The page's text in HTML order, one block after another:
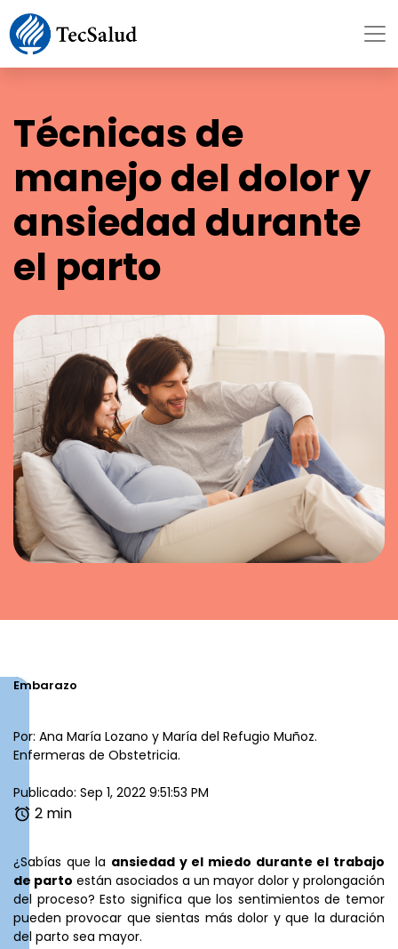
Técnicas de
manejo del dolor y
ansiedad durante
el parto
Embarazo
Por: Ana María Lozano y María del Refugio Muñoz.
Enfermeras de Obstetricia.
Publicado: Sep 1, 2022 9:51:53 PM
2 min
¿Sabías que la ansiedad y el miedo durante el trabajo
de parto están asociados a un mayor dolor y prolongación
del proceso? Esto significa que los sentimientos de temor
pueden provocar que sientas más dolor y que la duración
del parto sea mayor.